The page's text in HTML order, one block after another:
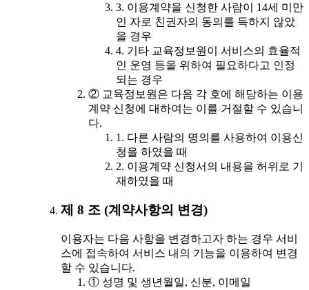
3. 이용계약을 신청한 사람이 14세 미만
인 자로 친권자의 동의를 득하지 않았
을 경우
4. 기타 교육정보원이 서비스의 효율적
인 운영 등을 위하여 필요하다고 인정
되는 경우
② 교육정보원은 다음 각 호에 해당하는 이용
계약 신청에 대하여는 이를 거절할 수 있습니
다.
1. 다른 사람의 명의를 사용하여 이용신
청을 하였을 때
2. 이용계약 신청서의 내용을 허위로 기
재하였을 때
제 8 조 (계약사항의 변경)
이용자는 다음 사항을 변경하고자 하는 경우 서비
스에 접속하여 서비스 내의 기능을 이용하여 변경
할 수 있습니다.
① 성명 및 생년월일, 신분, 이메일